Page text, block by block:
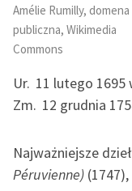
Ręce pełne poezji
Kolekcje edukacyjne
do domeny
lektur szkolnych oraz
Odkurzamy
Szkoła Poezji
Amélie Rumilly, domena
publiczna, Wikimedia
Commons
Ur. 11 lutego 1695
Zm. 12 grudnia
Najważniejsze
Péruvienne) (1747),